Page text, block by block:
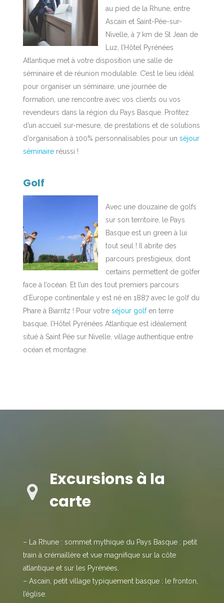
au pied de la Rhune, entre
Ascain et Saint-Pée-sur-
Nivelle, à 7 km de St Jean de
Luz, l’Hôtel Pyrénées
Atlantique met à votre disposition une salle de
séminaire et de réunion modulable. C’est le lieu idéal
pour organiser un séminaire, une journée de
formation, une rencontre avec vos clients ou vos
revendeurs dans la région du Pays Basque. Profitez
d’un accueil sur-mesure, de prestations et de solutions
d’organisation à 100% personnalisables pour unséjour
séminaire réussi !
Golf
Avec une douzaine de golfs
sur son territoire, le Pays
Basque est un green à lui
tout seul ! Il abrite des
parcours prestigieux, dont
certains permettent de golfer
face à l’océan. Et l’un des tout premiers parcours
d’Europe continentale y est né en 1887 avec le golf du
Phare à Biarritz ! Pour votreséjour golfen terre
basque, l’Hôtel Pyrénées Atlantique est idéalement
situé à Saint Pée sur Nivelle, village authentique entre
océan et montagne.
Excursions à la
carte
– La Rhune : sommet mythique du Pays Basque : petit
train à crémaillère et vue magnifique sur la côte
atlantique et sur les Pyrénées.
– Ascain, petit village typiquement basque : le fronton,
l’église.